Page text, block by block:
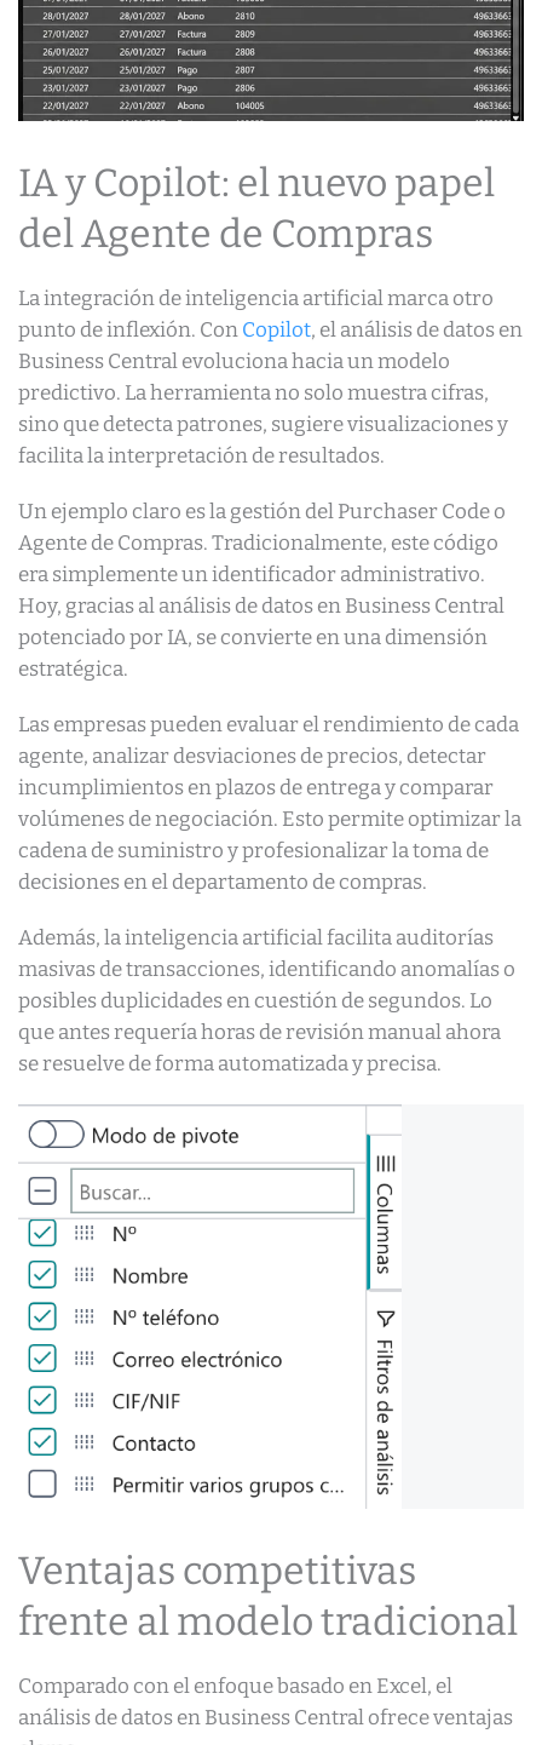
IA y Copilot: el nuevo papel
del Agente de Compras
La integración de inteligencia artificial marca otro
punto de inflexión. ConCopilot, el análisis de datos en
Business Central evoluciona hacia un modelo
predictivo. La herramienta no solo muestra cifras,
sino que detecta patrones, sugiere visualizaciones y
facilita la interpretación de resultados.
Un ejemplo claro es la gestión del Purchaser Code o
Agente de Compras. Tradicionalmente, este código
era simplemente un identificador administrativo.
Hoy, gracias al análisis de datos en Business Central
potenciado por IA, se convierte en una dimensión
estratégica.
Las empresas pueden evaluar el rendimiento de cada
agente, analizar desviaciones de precios, detectar
incumplimientos en plazos de entrega y comparar
volúmenes de negociación. Esto permite optimizar la
cadena de suministro y profesionalizar la toma de
decisiones en el departamento de compras.
Además, la inteligencia artificial facilita auditorías
masivas de transacciones, identificando anomalías o
posibles duplicidades en cuestión de segundos. Lo
que antes requería horas de revisión manual ahora
se resuelve de forma automatizada y precisa.
Ventajas competitivas
frente al modelo tradicional
Comparado con el enfoque basado en Excel, el
análisis de datos en Business Central ofrece ventajas